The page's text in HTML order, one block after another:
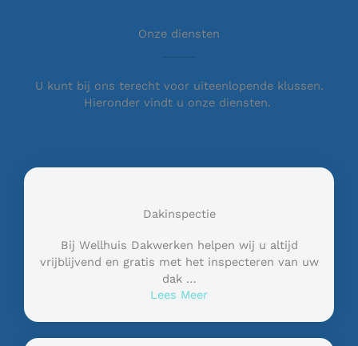
Onze diensten
U kunt bij ons terecht voor uiteenlopende klussen.
Hieronder vindt u onze diensten.
Dakinspectie
Bij Wellhuis Dakwerken helpen wij u altijd
vrijblijvend en gratis met het inspecteren van uw
dak …
Lees Meer